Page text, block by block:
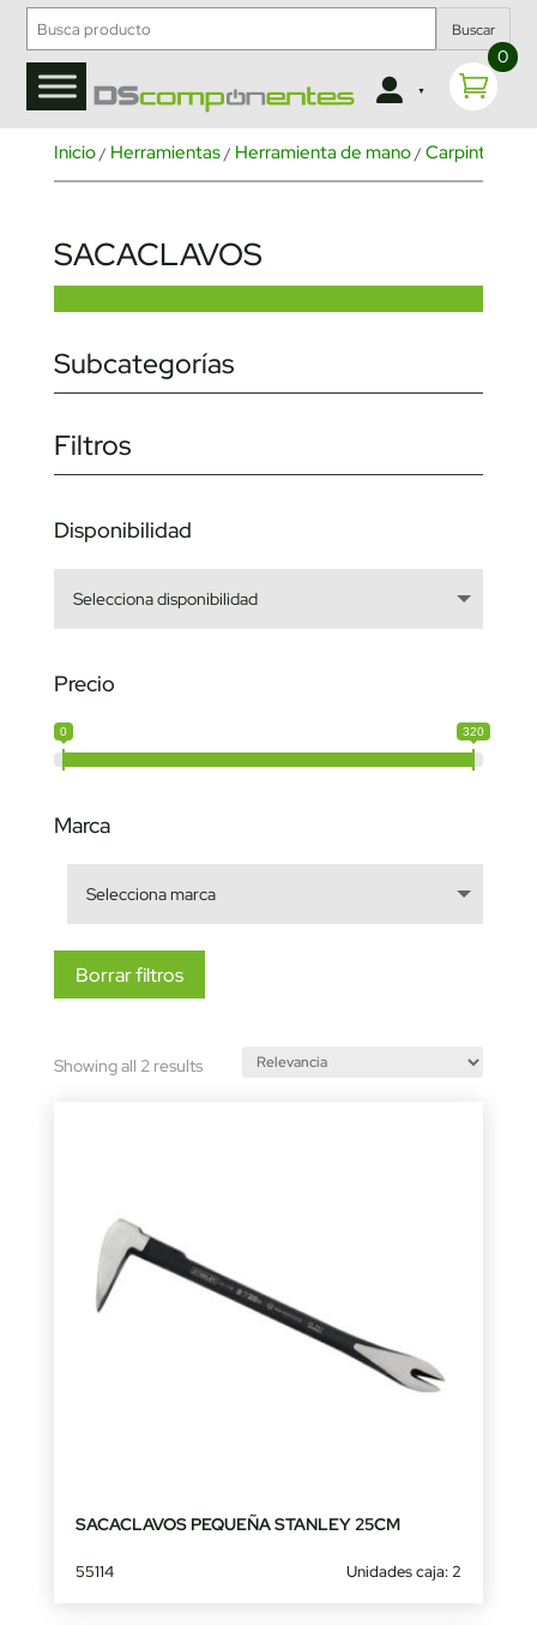
Buscar
0
Inicio/ Herramientas/ Herramienta de mano/ Carpintería
SACACLAVOS
Subcategorías
Filtros
Disponibilidad
Precio
0 320
Marca
Borrar filtros
Showing all 2 resultsSorted
SACACLAVOS PEQUEÑA STANLEY 25CM
55114 Unidades caja: 2